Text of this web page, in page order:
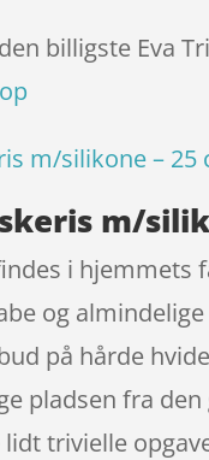
billigste Eva
m/silikone – 25
m/
i hjemmets
og
på hårde
pladsen fra
trivielle